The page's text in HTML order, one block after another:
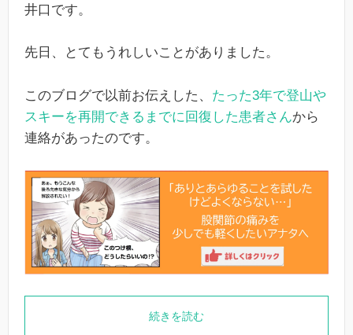
井口です。
先日、とてもうれしいことがありました。
このブログで以前お伝えした、 たった3年で登山や
スキーを再開できるまでに回復した患者さんから
連絡があったのです。
続きを読む